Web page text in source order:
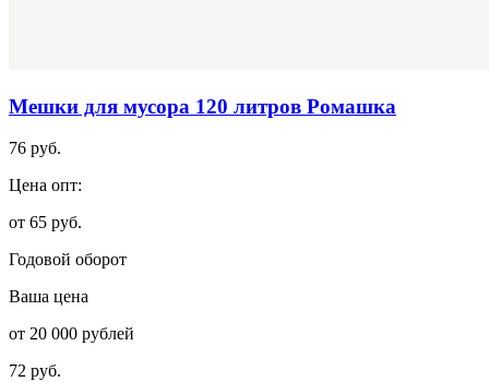
Мешки для мусора 120 литров Ромашка
76 руб.
Цена опт:
от 65 руб.
Годовой оборот
Ваша цена
от 20 000 рублей
72 руб.